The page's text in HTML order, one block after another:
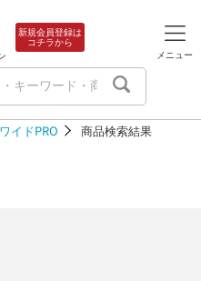
新規会員登録は
コチラから
メニュー
イドPRO 商品検索結果